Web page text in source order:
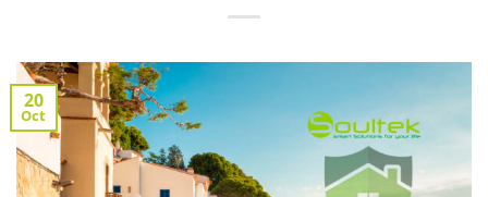
20
Oct